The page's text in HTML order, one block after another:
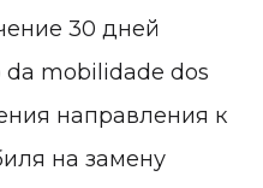
30 дней
da mobilidade dos
направления к
на замену